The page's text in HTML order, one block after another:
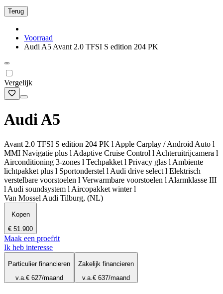
Terug
Voorraad
Audi A5 Avant 2.0 TFSI S edition 204 PK
Vergelijk
Audi A5
Avant 2.0 TFSI S edition 204 PK l Apple Carplay / Android Auto l
MMI Navigatie plus l Adaptive Cruise Control l Achteruitrijcamera l
Airconditioning 3-zones l Techpakket l Privacy glas l Ambiente
lichtpakket plus l Sportonderstel l Audi drive select l Elektrisch
verstelbare voorstoelen l Verwarmbare voorstoelen l Alarmklasse III
l Audi soundsystem l Aircopakket winter l
Van Mossel Audi Tilburg, (NL)
Kopen
€ 51.900
Maak een proefrit
Ik heb interesse
Particulier financieren
v.a.€ 627/maand
Zakelijk financieren
v.a.€ 637/maand